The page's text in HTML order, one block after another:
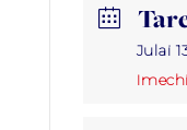
Julai